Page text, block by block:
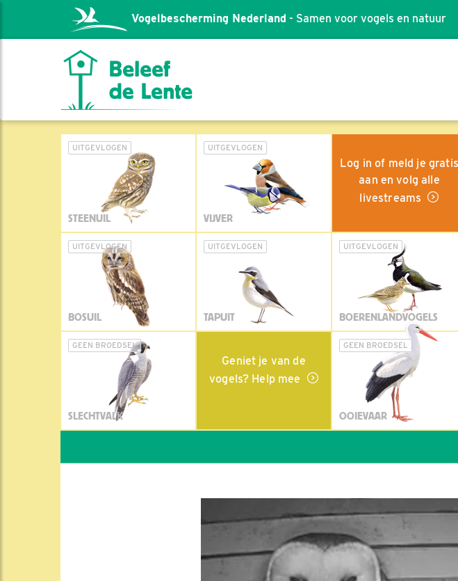
Vogelbescherming Nederland - Samen voor vogels en natuur
UITGEVLOGEN
STEENUIL
UITGEVLOGEN
VIJVER
Log in of meld je gratis
aan en volg alle
livestreams
UITGEVLOGEN
BOSUIL
UITGEVLOGEN
TAPUIT
UITGEVLOGEN
BOERENLANDVOGELS
GEEN BROEDSEL
SLECHTVALK
Geniet je van de
vogels? Help mee
GEEN BROEDSEL
OOIEVAAR